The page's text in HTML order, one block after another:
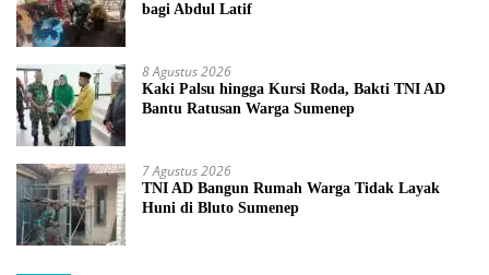
bagi Abdul Latif
8 Agustus 2026
Kaki Palsu hingga Kursi Roda, Bakti TNI AD
Bantu Ratusan Warga Sumenep
7 Agustus 2026
TNI AD Bangun Rumah Warga Tidak Layak
Huni di Bluto Sumenep